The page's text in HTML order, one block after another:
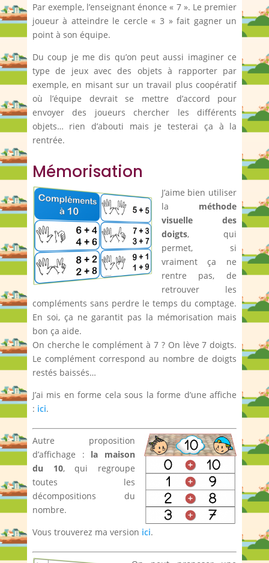
Par exemple, l’enseignant énonce « 7 ». Le premier
joueur à atteindre le cercle « 3 » fait gagner un
point à son équipe.
Du coup je me dis qu’on peut aussi imaginer ce
type de jeux avec des objets à rapporter par
exemple, en misant sur un travail plus coopératif
où l’équipe devrait se mettre d’accord pour
envoyer des joueurs chercher les différents
objets… rien d’abouti mais je testerai ça à la
rentrée.
Mémorisation
J’aime bien utiliser
la méthode
visuelle des
doigts, qui
permet, si
vraiment ça ne
rentre pas, de
retrouver les
compléments sans perdre le temps du comptage.
En soi, ça ne garantit pas la mémorisation mais
bon ça aide.
On cherche le complément à 7 ? On lève 7 doigts.
Le complément correspond au nombre de doigts
restés baissés…
J’ai mis en forme cela sous la forme d’une affiche
: ici.
Autre proposition
d’affichage : la maison
du 10, qui regroupe
toutes les
décompositions du
nombre.
Vous trouverez ma version ici.